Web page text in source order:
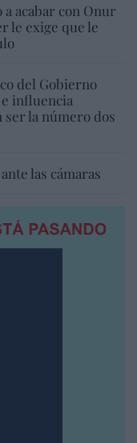
acabar con Onur
le exige que le
del Gobierno
e influencia
la número dos
las cámaras